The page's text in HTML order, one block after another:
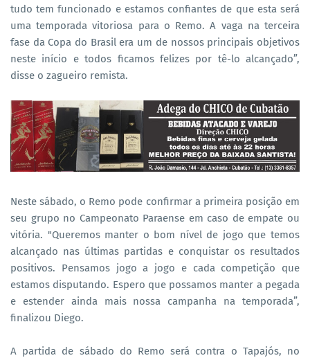
tudo tem funcionado e estamos confiantes de que esta será
uma temporada vitoriosa para o Remo. A vaga na terceira
fase da Copa do Brasil era um de nossos principais objetivos
neste início e todos ficamos felizes por tê-lo alcançado”,
disse o zagueiro remista.
Neste sábado, o Remo pode confirmar a primeira posição em
seu grupo no Campeonato Paraense em caso de empate ou
vitória. "Queremos manter o bom nível de jogo que temos
alcançado nas últimas partidas e conquistar os resultados
positivos. Pensamos jogo a jogo e cada competição que
estamos disputando. Espero que possamos manter a pegada
e estender ainda mais nossa campanha na temporada”,
finalizou Diego.
A partida de sábado do Remo será contra o Tapajós, no